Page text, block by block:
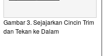
Gambar 3. Sejajarkan Cincin Trim
dan Tekan ke Dalam